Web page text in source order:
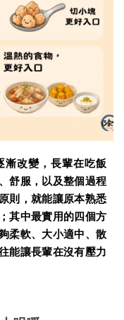
漸改變，長輩在吃飯
舒服，以及整個過程
則，就能讓原本熟悉
其中最實用的四個方
柔軟、大小適中、散
能讓長輩在沒有壓力